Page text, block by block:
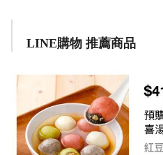
LINE購物 推薦商品